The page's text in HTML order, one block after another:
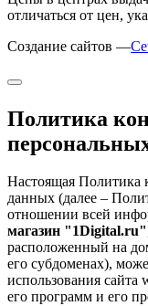
отличаться от цен,
Создание сайтов —
Политика
Настоящая Политика
данных (далее –
отношении всей
магазин "1Digital.ru"
расположенный на
его субдоменах),
использования сайта
его программ и его